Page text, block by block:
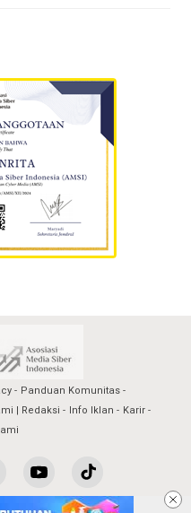
Panduan Komunitas
| Redaksi Info Iklan
Karir